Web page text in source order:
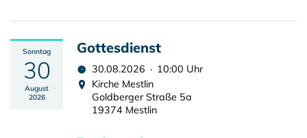
Sonntag
30
August
2026
Gottesdienst
30.08.2026 · 10:00 Uhr
Kirche Mestlin
Goldberger Straße 5a
19374 Mestlin